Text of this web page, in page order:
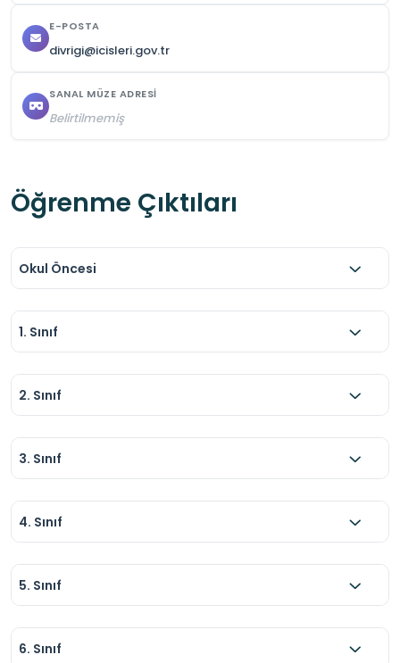
E-POSTA
divrigi@icisleri.gov.tr
SANAL MÜZE ADRESI
Belirtilmemiş
Öğrenme Çıktıları
Okul Öncesi
1. Sınıf
2. Sınıf
3. Sınıf
4. Sınıf
5. Sınıf
6. Sınıf